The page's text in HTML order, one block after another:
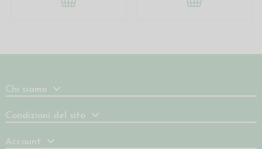
Chi siamo
Condizioni del sito
Account